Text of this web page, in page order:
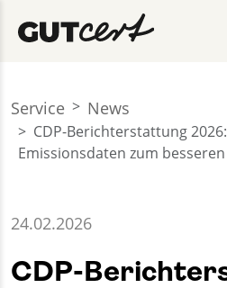
Service News
CDP-Berichterstattung
Emissionsdaten zum
24.02.2026
CDP-